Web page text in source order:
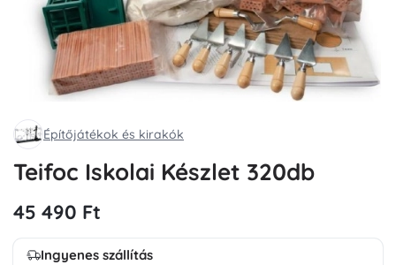
Építőjátékok és kirakók
Teifoc Iskolai Készlet 320db
45 490 Ft
Ingyenes szállítás